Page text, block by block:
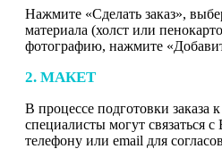
Нажмите «Сделать заказ»,
материала (холст или
фотографию, нажмите
2. МАКЕТ
В процессе подготовки заказа
специалисты могут связаться
телефону или email для